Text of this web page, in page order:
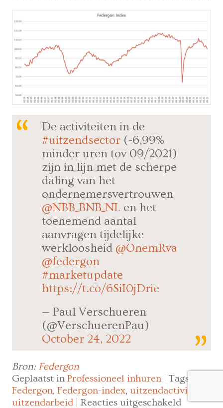
De activiteiten in de
#uitzendsector (-6,99%
minder uren tov 09/2021)
zijn in lijn met de scherpe
daling van het
ondernemersvertrouwen
@NBB_BNB_NL en het
toenemend aantal
aanvragen tijdelijke
werkloosheid @OnemRva
@federgon
#marketupdate
https://t.co/6SiI0jDrie
— Paul Verschueren
(@VerschuerenPau)
October 24, 2022
Bron: Federgon
Geplaatst in Professioneel inhuren
Tags
Federgon,Federgon-index, uitzendactiviteit
uitzendarbeid
Reacties uitgeschakeld voor